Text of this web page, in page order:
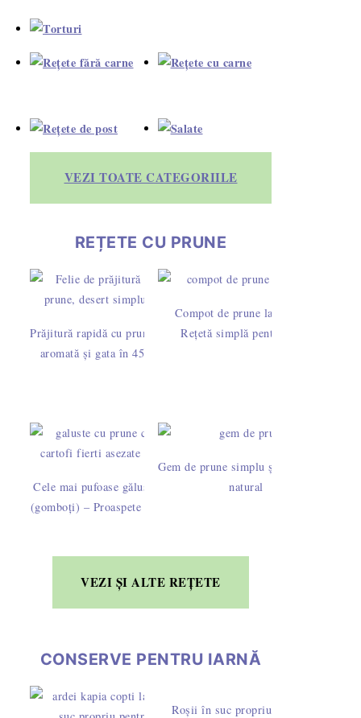
VEZI TOATE CATEGORIILE
REȚETE CU PRUNE
Prăjitură rapidă cu prune – fragedă,
aromată și gata în 45 de minute
Compot de prune la borcan -
Rețetă simplă pentru iarnă
Cele mai pufoase găluște cu prune
(gomboți) – Proaspete și a doua zi!
Gem de prune simplu și bun, 100%
natural
VEZI ȘI ALTE REȚETE
CONSERVE PENTRU IARNĂ
Roșii în suc propriu la borcan